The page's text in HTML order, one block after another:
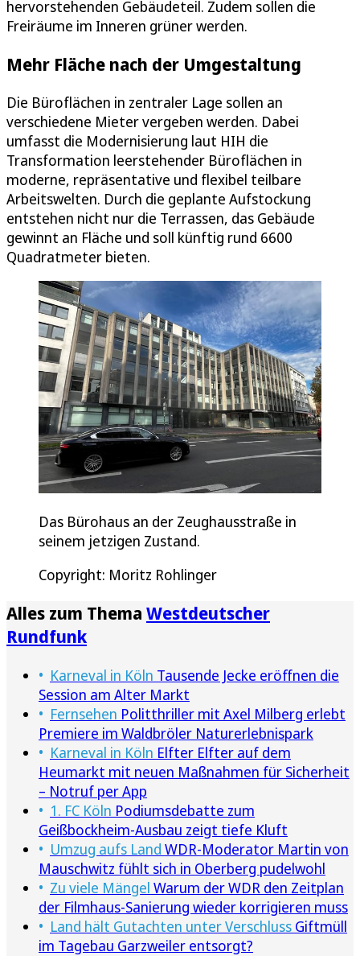
hervorstehenden Gebäudeteil. Zudem sollen die
Freiräume im Inneren grüner werden.
Mehr Fläche nach der Umgestaltung
Die Büroflächen in zentraler Lage sollen an
verschiedene Mieter vergeben werden. Dabei
umfasst die Modernisierung laut HIH die
Transformation leerstehender Büroflächen in
moderne, repräsentative und flexibel teilbare
Arbeitswelten. Durch die geplante Aufstockung
entstehen nicht nur die Terrassen, das Gebäude
gewinnt an Fläche und soll künftig rund 6600
Quadratmeter bieten.
Das Bürohaus an der Zeughausstraße in
seinem jetzigen Zustand.
Copyright: Moritz Rohlinger
Alles zum Thema Westdeutscher
Rundfunk
Karneval in Köln Tausende Jecke eröffnen die
Session am Alter Markt
Fernsehen Politthriller mit Axel Milberg erlebt
Premiere im Waldbröler Naturerlebnispark
Karneval in Köln Elfter Elfter auf dem
Heumarkt mit neuen Maßnahmen für Sicherheit
– Notruf per App
1. FC Köln Podiumsdebatte zum
Geißbockheim-Ausbau zeigt tiefe Kluft
Umzug aufs Land WDR-Moderator Martin von
Mauschwitz fühlt sich in Oberberg pudelwohl
Zu viele Mängel Warum der WDR den Zeitplan
der Filmhaus-Sanierung wieder korrigieren muss
Land hält Gutachten unter Verschluss Giftmüll
im Tagebau Garzweiler entsorgt?